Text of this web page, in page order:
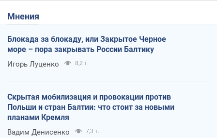
Мнения
Блокада за блокаду, или Закрытое Черное
море – пора закрывать России Балтику
Игорь Луценко 8,2 т.
Скрытая мобилизация и провокации против
Польши и стран Балтии: что стоит за новыми
планами Кремля
Вадим Денисенко 7,3 т.